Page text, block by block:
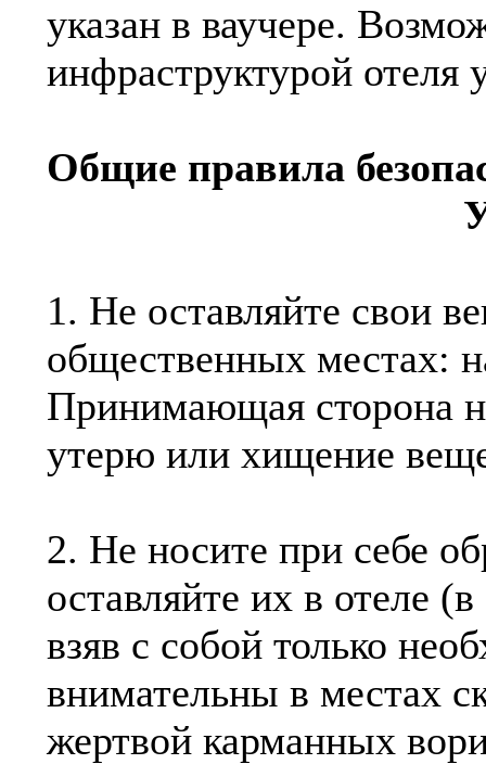
указан в ваучере.
инфраструктурой отеля
Общие правила
1. Не оставляйте свои
общественных местах:
Принимающая сторона
утерю или хищение
2. Не носите при себе
оставляйте их в отеле
взяв с собой только
внимательны в местах
жертвой карманных